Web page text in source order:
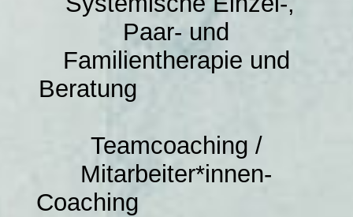
Paar- und
Familientherapie und
Beratung
Teamcoaching /
Mitarbeiter*innen-
Coaching
Referenzen und Kooperationspartner
Rückruf-Service